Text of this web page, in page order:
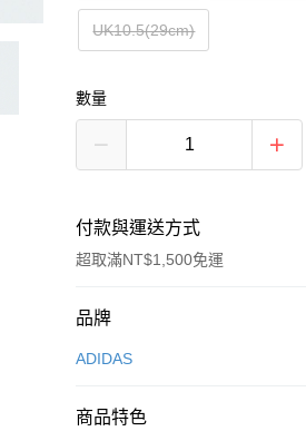
UK10.5(29cm)
數量
付款與運送方式
超取滿NT$1,500免運
付款方式
信用卡一次付款
品牌
ADIDAS
商品特色